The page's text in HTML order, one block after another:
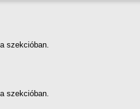
szekcióban.
szekcióban.